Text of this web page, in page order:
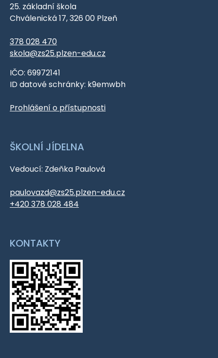
25. základní škola
Chválenická 17, 326 00 Plzeň
378 028 470
skola@zs25.plzen-edu.cz
IČO: 69972141
ID datové schránky: k9emwbh
Prohlášení o přístupnosti
ŠKOLNÍ JÍDELNA
Vedoucí: Zdeňka Paulová
paulovazd@zs25.plzen-edu.cz
+420 378 028 484
KONTAKTY